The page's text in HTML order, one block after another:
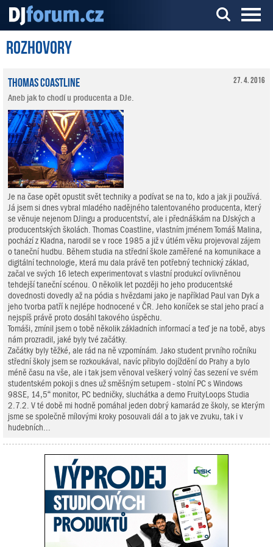
Server o DJ technice a DJingu
Rozhovory
27. 4. 2016
Thomas Coastline
Aneb jak to chodí u producenta a DJe.
Je na čase opět opustit svět techniky a podívat se na to, kdo a jak ji používá.
Já jsem si dnes vybral mladého nadějného talentovaného producenta, který
se věnuje nejenom DJingu a producentství, ale i přednáškám na DJských a
producentských školách. Thomas Coastline, vlastním jménem Tomáš Malina,
pochází z Kladna, narodil se v roce 1985 a již v útlém věku projevoval zájem
o taneční hudbu. Během studia na střední škole zaměřené na komunikace a
digitální technologie, která mu dala právě ten potřebný technický základ,
začal ve svých 16 letech experimentovat s vlastní produkcí ovlivněnou
tehdejší taneční scénou. O několik let později ho jeho producentské
dovednosti dovedly až na pódia s hvězdami jako je například Paul van Dyk a
jeho tvorba patří k nejlépe hodnocené v ČR. Jeho koníček se stal jeho prací a
nejspíš právě proto dosáhl takového úspěchu.
Tomáši, zmínil jsem o tobě několik základních informací a teď je na tobě, abys
nám prozradil, jaké byly tvé začátky.
Začátky byly těžké, ale rád na ně vzpomínám. Jako student prvního ročníku
střední školy jsem se rozkoukával, navíc přibylo dojíždění do Prahy a bylo
méně času na vše, ale i tak jsem věnoval veškerý volný čas sezení ve svém
studentském pokoji s dnes už směšným setupem - stolní PC s Windows
98SE, 14,5“ monitor, PC bedničky, sluchátka a demo FruityLoops Studia
2.7.2. V té době mi hodně pomáhal jeden dobrý kamarád ze školy, se kterým
jsme se společně mílovými kroky posouvali dál a to jak ve zvuku, tak i v
hudebních...